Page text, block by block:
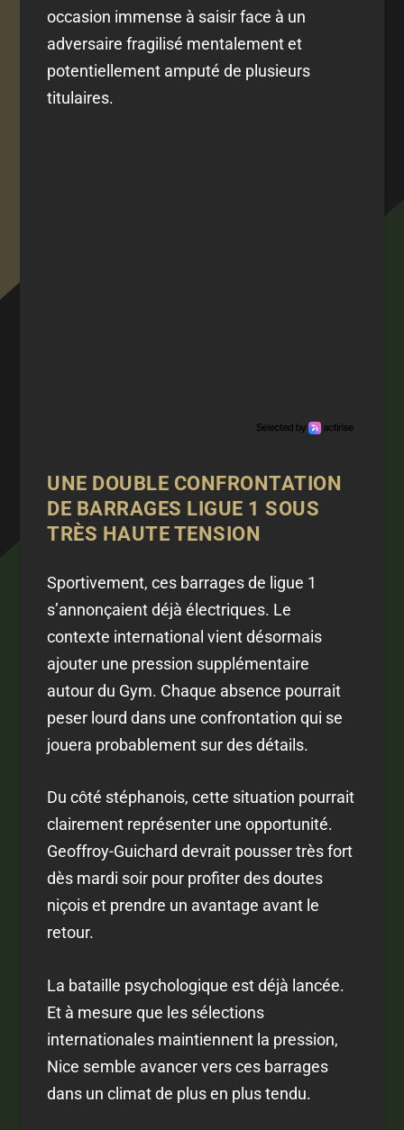
occasion immense à saisir face à un
adversaire fragilisé mentalement et
potentiellement amputé de plusieurs
titulaires.
UNE DOUBLE CONFRONTATION
DE BARRAGES LIGUE 1 SOUS
TRÈS HAUTE TENSION
Sportivement, ces barrages de ligue 1
s’annonçaient déjà électriques. Le
contexte international vient désormais
ajouter une pression supplémentaire
autour du Gym. Chaque absence pourrait
peser lourd dans une confrontation qui se
jouera probablement sur des détails.
Du côté stéphanois, cette situation pourrait
clairement représenter une opportunité.
Geoffroy-Guichard devrait pousser très fort
dès mardi soir pour profiter des doutes
niçois et prendre un avantage avant le
retour.
La bataille psychologique est déjà lancée.
Et à mesure que les sélections
internationales maintiennent la pression,
Nice semble avancer vers ces barrages
dans un climat de plus en plus tendu.